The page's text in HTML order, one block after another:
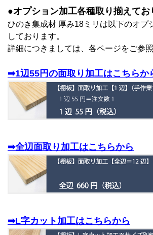
●オプション加工各種取り揃えてお
ひのき集成材 厚み18ミリは以下のオプ
しております。
詳細につきましては、各ページをご参照
➡1辺55円の面取り加工はこちらか
➡全辺面取り加工はこちらから
➡L字カット加工はこちらから